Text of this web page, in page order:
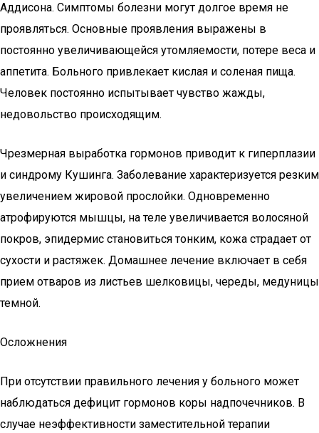
Аддисона. Симптомы болезни могут долгое время не
проявляться. Основные проявления выражены в
постоянно увеличивающейся утомляемости, потере веса и
аппетита. Больного привлекает кислая и соленая пища.
Человек постоянно испытывает чувство жажды,
недовольство происходящим.
Чрезмерная выработка гормонов приводит к гиперплазии
и синдрому Кушинга. Заболевание характеризуется резким
увеличением жировой прослойки. Одновременно
атрофируются мышцы, на теле увеличивается волосяной
покров, эпидермис становиться тонким, кожа страдает от
сухости и растяжек. Домашнее лечение включает в себя
прием отваров из листьев шелковицы, череды, медуницы
темной.
Осложнения
При отсутствии правильного лечения у больного может
наблюдаться дефицит гормонов коры надпочечников. В
случае неэффективности заместительной терапии